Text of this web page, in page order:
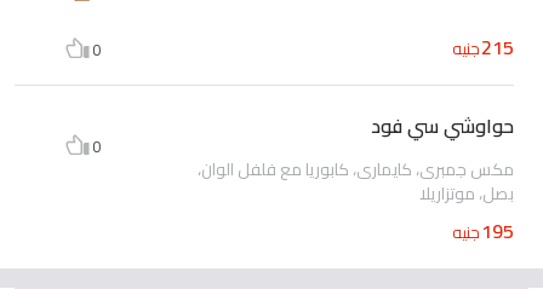
215جنيه 0
حواوشي سي فود
مكس جمبرى، كايمارى، كابوريا مع فلفل الوان،
بصل، موتزاريلا
195جنيه
0